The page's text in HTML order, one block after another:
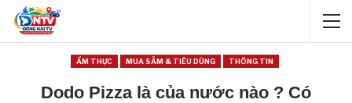
ẨM THỰC MUA SẮM & TIÊU DÙNG THÔNG TIN
Dodo Pizza là của nước nào ? Có